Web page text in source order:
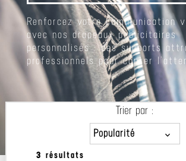
Renforcez votre communication
avec nos drapeaux publicitaires
personnalisés : des supports
professionnels pour capter
3 résultats
Trier par :
Popularité